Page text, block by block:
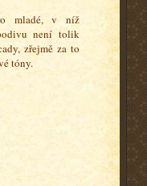
mladé, v níž
není tolik
zřejmě za to
tóny.